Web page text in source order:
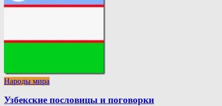
Народы мира
Узбекские пословицы и поговорки